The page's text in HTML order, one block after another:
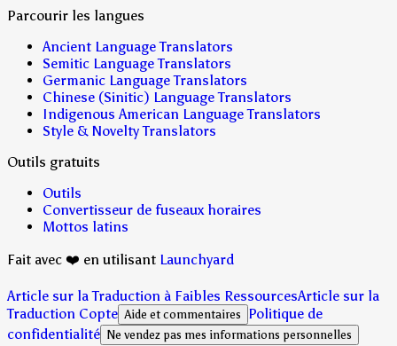
Parcourir les langues
Ancient Language Translators
Semitic Language Translators
Germanic Language Translators
Chinese (Sinitic) Language Translators
Indigenous American Language Translators
Style & Novelty Translators
Outils gratuits
Outils
Convertisseur de fuseaux horaires
Mottos latins
Fait avec ❤️ en utilisant Launchyard
Article sur la Traduction à Faibles RessourcesArticle sur la
Traduction Copte Aide et commentaires Politique de
confidentialité Ne vendez pas mes informations personnelles